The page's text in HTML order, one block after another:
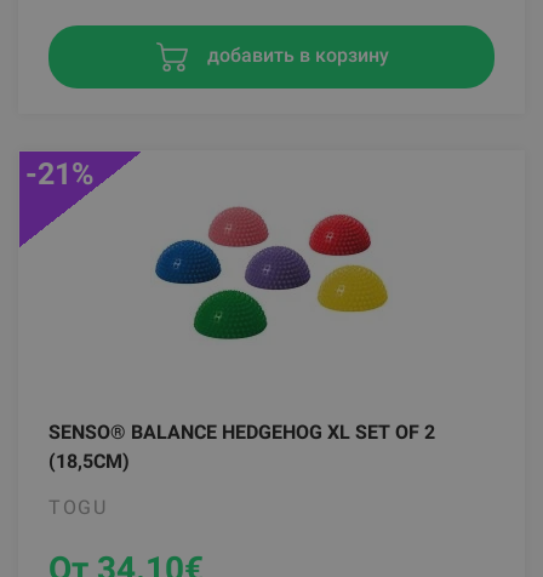
добавить в корзину
SENSO® BALANCE HEDGEHOG XL SET OF 2
(18,5CM)
TOGU
-21%
От 34.10€